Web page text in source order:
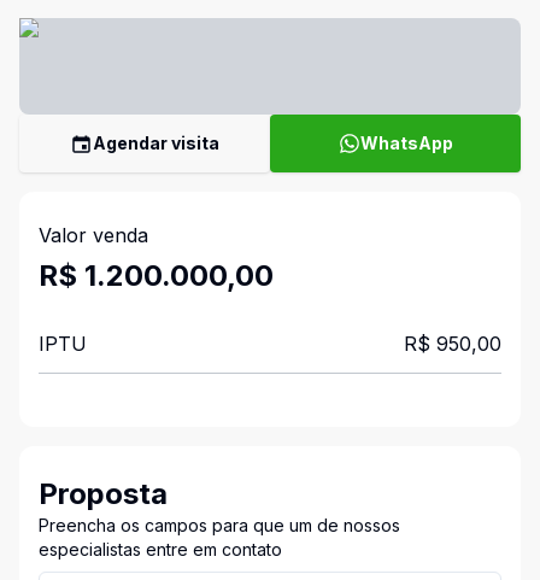
Agendar visita WhatsApp
Valor venda
R$ 1.200.000,00
IPTU R$ 950,00
Proposta
Preencha os campos para que um de nossos
especialistas entre em contato